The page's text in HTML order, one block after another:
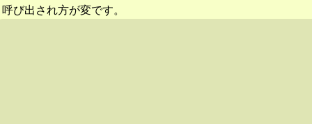
呼び出され方が変です。